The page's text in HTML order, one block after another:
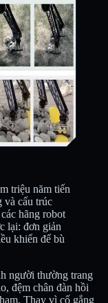
triệu năm tiến
và cấu trúc
hãng robot
lại: đơn giản
khiển để bù
người thường trang
đệm chân đàn hồi
Thay vì cố gắng